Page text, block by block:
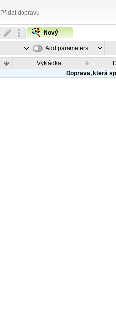
Přidat dopravu
Nový
Add parameters
Vykládka
Doprava, která